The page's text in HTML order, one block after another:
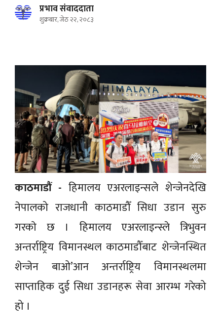
प्रभाव संवाददाता
शुक्रबार, जेठ २२, २०८३
काठमाडौं - हिमालय एअरलाइन्सले शेन्जेनदेखि
नेपालको राजधानी काठमाडौँ सिधा उडान सुरु
गरकाे छ । हिमालय एअरलाइन्स्ले त्रिभुवन
अन्तर्राष्ट्रिय विमानस्थल काठमाडौँबाट शेन्जेनस्थित
शेन्जेन बाओ’आन अन्तर्राष्ट्रिय विमानस्थलमा
साप्ताहिक दुई सिधा उडानहरू सेवा आरम्भ गरेको
हो ।